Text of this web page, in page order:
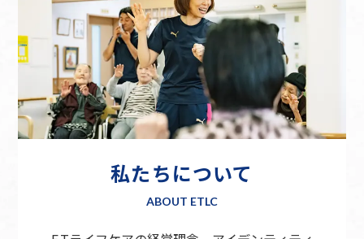
私たちについて
ABOUT ETLC